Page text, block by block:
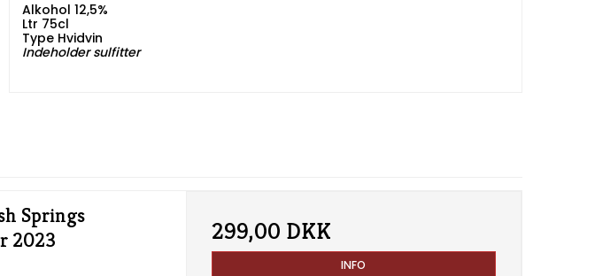
Alkohol 12,5%
Ltr 75cl
Type Hvidvin
Indeholder sulfitter
Springs
2023
299,00 DKK
INFO